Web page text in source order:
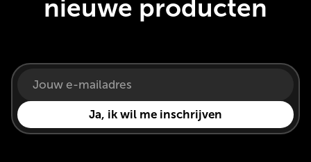
nieuwe producten